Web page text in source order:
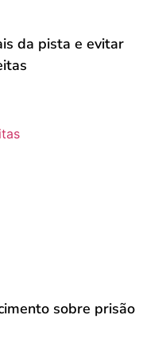
da pista e evitar
sobre prisão